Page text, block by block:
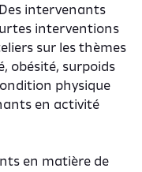
intervenants
interventions
sur les thèmes
obésité, surpoids
physique
en activité
en matière de